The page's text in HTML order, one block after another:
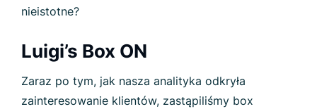
nieistotne?
Luigi’s Box ON
Zaraz po tym, jak nasza analityka odkryła
zainteresowanie klientów, zastąpiliśmy box